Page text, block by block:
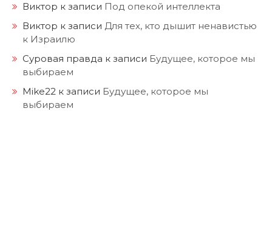
Виктор к записи Под опекой интеллекта
Виктор к записи Для тех, кто дышит ненавистью
к Израилю
Суровая правда к записи Будущее, которое мы
выбираем
Mike22 к записи Будущее, которое мы
выбираем